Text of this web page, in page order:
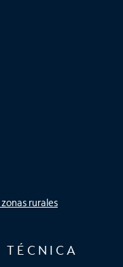
rurales
TÉCNICA